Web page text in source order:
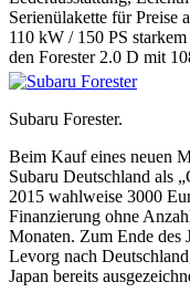
Serienülakette für Preise
110 kW / 150 PS
den Forester 2.0 D mit
Subaru Forester.
Beim Kauf eines neuen
Subaru Deutschland als
2015 wahlweise 3000
Finanzierung ohne
Monaten. Zum Ende des
Levorg nach
Japan bereits